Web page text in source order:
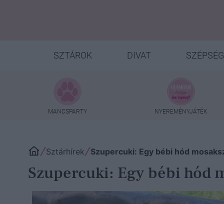
SZTÁROK DIVAT SZÉPSÉG
MANCSPARTY NYEREMÉNYJÁTÉK
Sztárhírek Szupercuki: Egy bébi hód
Szupercuki: Egy bébi hód